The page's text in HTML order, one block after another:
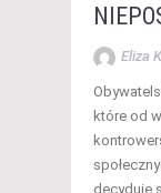
Eliza
które od
decyduje